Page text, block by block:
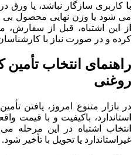
با کاربری سازگار نباشد، یا
می شود یا وزن نهایی محصول بی
از این اشتباه، قبل از
کرده و در صورت نیاز با
راهنمای انتخاب تأمین
روغنی
در بازار متنوع امروز، یافتن
استاندارد، باکیفیت و با قیمت
انتخاب اشتباه در این مرحله
غیراستاندارد یا تحویل با تأخیر شود.